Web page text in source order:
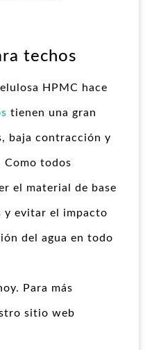
techos
HPMC hace
tienen una gran
baja contracción y
Como todos
el material de base
y evitar el impacto
del agua en todo
Para más
sitio web